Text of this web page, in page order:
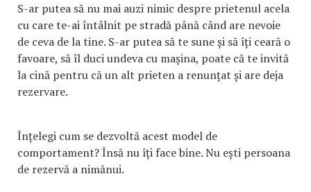
S-ar putea să nu mai auzi nimic despre prietenul acela
cu care te-ai întâlnit pe stradă până când are nevoie
de ceva de la tine. S-ar putea să te sune și să îți ceară o
favoare, să îl duci undeva cu mașina, poate că te invită
la cină pentru că un alt prieten a renunțat și are deja
rezervare.
Înțelegi cum se dezvoltă acest model de
comportament? Însă nu îți face bine. Nu ești persoana
de rezervă a nimănui.